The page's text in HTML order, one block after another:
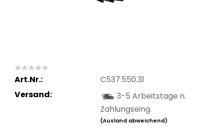
Art.Nr.:
C537.550.31
Versand:
3-5 Arbeitstage n.
Zahlungseing.
(Ausland abweichend)